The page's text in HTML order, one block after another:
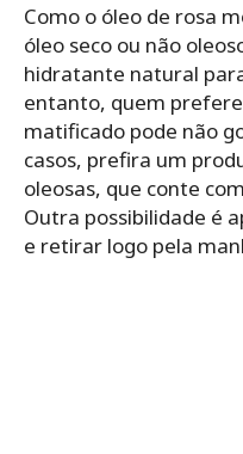
Como o óleo de rosa
óleo seco ou não
hidratante natural
entanto, quem
matificado pode não
casos, prefira um
oleosas, que conte
Outra possibilidade é
e retirar logo pela